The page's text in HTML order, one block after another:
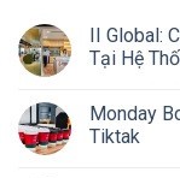
II Global:
Tại Hệ
Monday
Tiktak